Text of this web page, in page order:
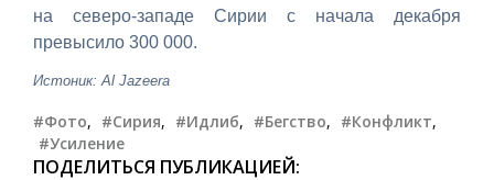
на северо-западе Сирии с начала декабря
превысило 300 000.
Истоник: Al Jazeera
#Фото, #Сирия, #Идлиб, #Бегство, #Конфликт,
#Усиление
ПОДЕЛИТЬСЯ ПУБЛИКАЦИЕЙ: